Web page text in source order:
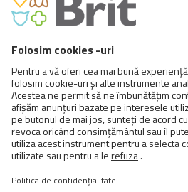
BRIT PREMIUM
WITH TUNA
FOR ADULT